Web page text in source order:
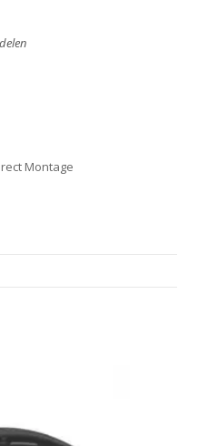
Montage